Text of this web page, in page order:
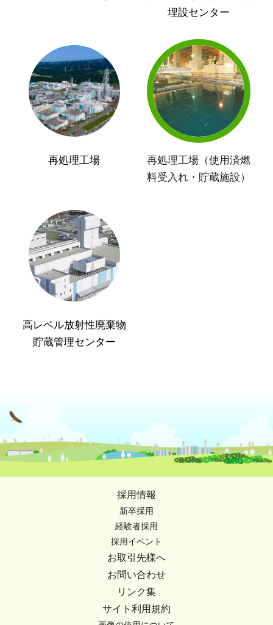
埋設センター
再処理工場
再処理工場（使用済燃
料受入れ・貯蔵施設）
高レベル放射性廃棄物
貯蔵管理センター
採用情報
新卒採用
経験者採用
採用イベント
お取引先様へ
お問い合わせ
リンク集
サイト利用規約